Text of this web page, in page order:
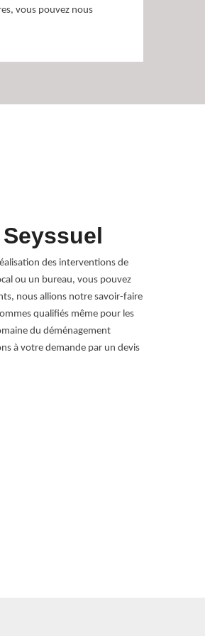
vous pouvez nous
des interventions de
ou un bureau, vous pouvez
nous allions notre savoir-faire
qualifiés même pour les
du déménagement
à votre demande par un devis